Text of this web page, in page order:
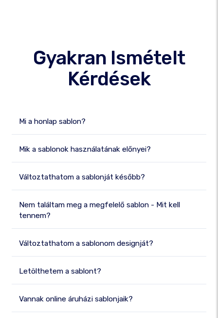
Gyakran Ismételt
Kérdések
Mi a honlap sablon?
Mik a sablonok használatának előnyei?
Változtathatom a sablonját később?
Nem találtam meg a megfelelő sablon - Mit kell
tennem?
Változtathatom a sablonom designját?
Letölthetem a sablont?
Vannak online áruházi sablonjaik?